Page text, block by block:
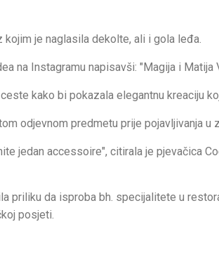
je naglasila dekolte, ali i gola leđa.
na Instagramu napisavši: "Magija i Matija
kako bi pokazala elegantnu kreaciju
odjevnom predmetu prije pojavljivanja u
jedan accessoire", citirala je pjevačica
priliku da isproba bh. specijalitete u
posjeti.